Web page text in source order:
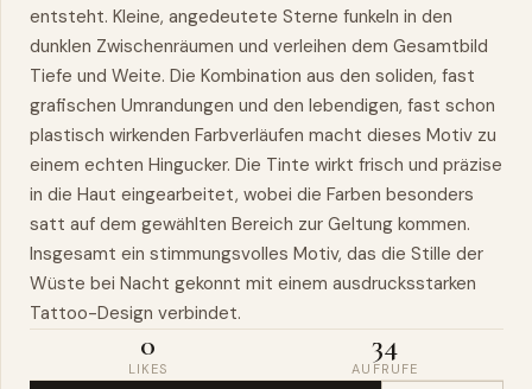
entsteht. Kleine, angedeutete Sterne funkeln in den
dunklen Zwischenräumen und verleihen dem Gesamtbild
Tiefe und Weite. Die Kombination aus den soliden, fast
grafischen Umrandungen und den lebendigen, fast schon
plastisch wirkenden Farbverläufen macht dieses Motiv zu
einem echten Hingucker. Die Tinte wirkt frisch und präzise
in die Haut eingearbeitet, wobei die Farben besonders
satt auf dem gewählten Bereich zur Geltung kommen.
Insgesamt ein stimmungsvolles Motiv, das die Stille der
Wüste bei Nacht gekonnt mit einem ausdrucksstarken
Tattoo-Design verbindet.
0
LIKES
34
AUFRUFE